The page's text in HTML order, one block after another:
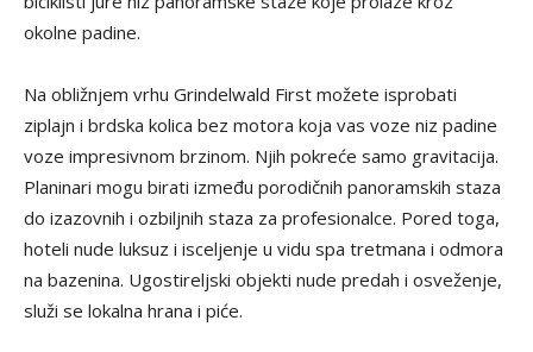
okolne padine.
Na obližnjem vrhu Grindelwald First možete isprobati
ziplajn i brdska kolica bez motora koja vas voze niz padine
voze impresivnom brzinom. Njih pokreće samo gravitacija.
Planinari mogu birati između porodičnih panoramskih staza
do izazovnih i ozbiljnih staza za profesionalce. Pored toga,
hoteli nude luksuz i isceljenje u vidu spa tretmana i odmora
na bazenina. Ugostireljski objekti nude predah i osveženje,
služi se lokalna hrana i piće.